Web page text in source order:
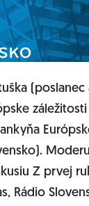
záležitosti
Z prvej
Rádio